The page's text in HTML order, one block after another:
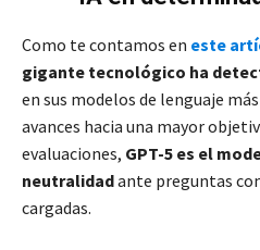
Como te contamos en este
gigante tecnológico ha
en sus modelos de lenguaje
avances hacia una mayor
evaluaciones, GPT-5 es el
neutralidadante preguntas
cargadas.